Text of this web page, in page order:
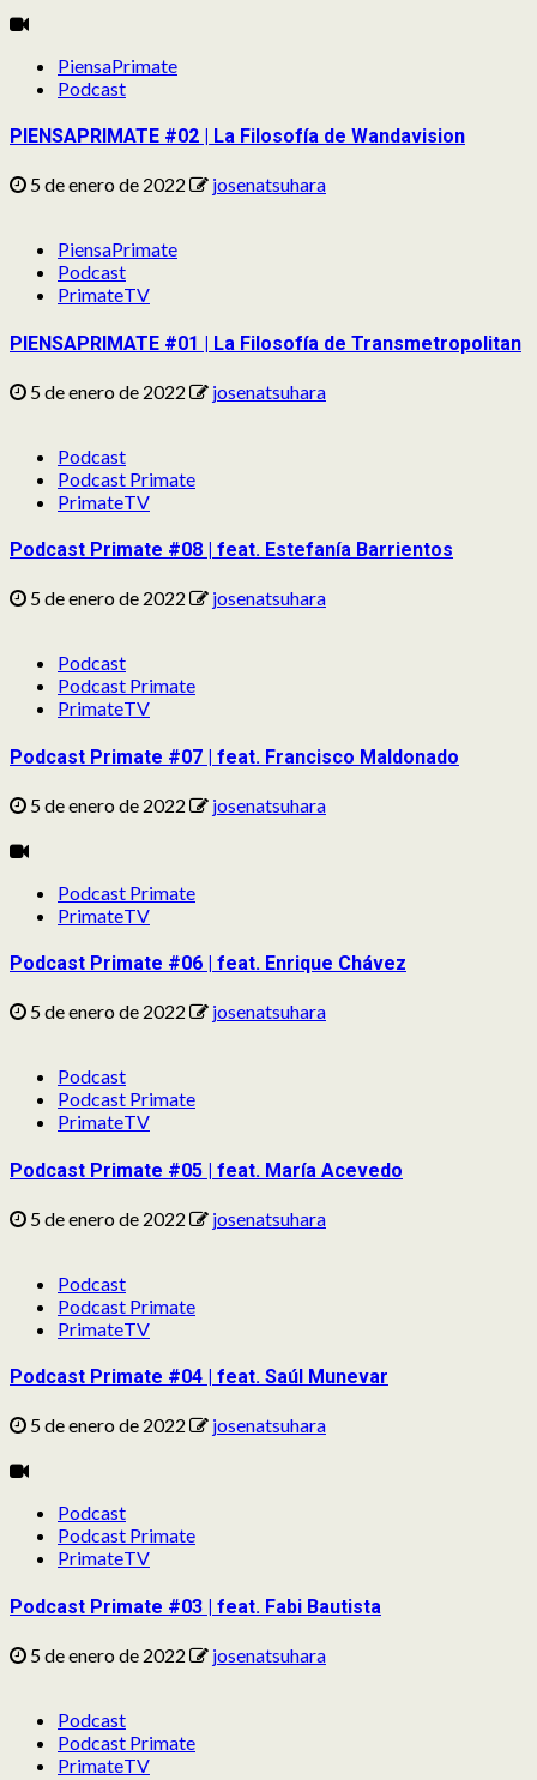
PiensaPrimate
Podcast
PIENSAPRIMATE #02 | La Filosofía de Wandavision
5 de enero de 2022 josenatsuhara
PiensaPrimate
Podcast
PrimateTV
PIENSAPRIMATE #01 | La Filosofía de Transmetropolitan
5 de enero de 2022 josenatsuhara
Podcast
Podcast Primate
PrimateTV
Podcast Primate #08 | feat. Estefanía Barrientos
5 de enero de 2022 josenatsuhara
Podcast
Podcast Primate
PrimateTV
Podcast Primate #07 | feat. Francisco Maldonado
5 de enero de 2022 josenatsuhara
Podcast Primate
PrimateTV
Podcast Primate #06 | feat. Enrique Chávez
5 de enero de 2022 josenatsuhara
Podcast
Podcast Primate
PrimateTV
Podcast Primate #05 | feat. María Acevedo
5 de enero de 2022 josenatsuhara
Podcast
Podcast Primate
PrimateTV
Podcast Primate #04 | feat. Saúl Munevar
5 de enero de 2022 josenatsuhara
Podcast
Podcast Primate
PrimateTV
Podcast Primate #03 | feat. Fabi Bautista
5 de enero de 2022 josenatsuhara
Podcast
Podcast Primate
PrimateTV